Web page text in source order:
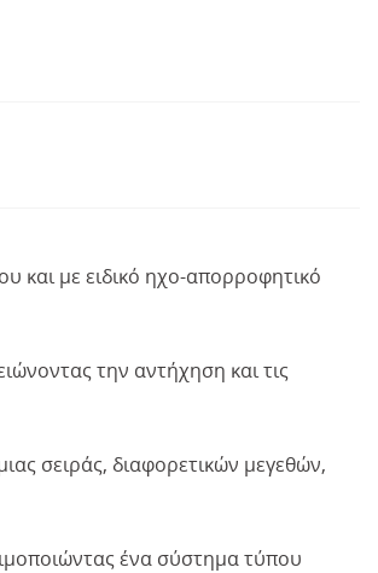
και με ειδικό ηχο-απορροφητικό
την αντήχηση και τις
σειράς, διαφορετικών μεγεθών,
ένα σύστημα τύπου